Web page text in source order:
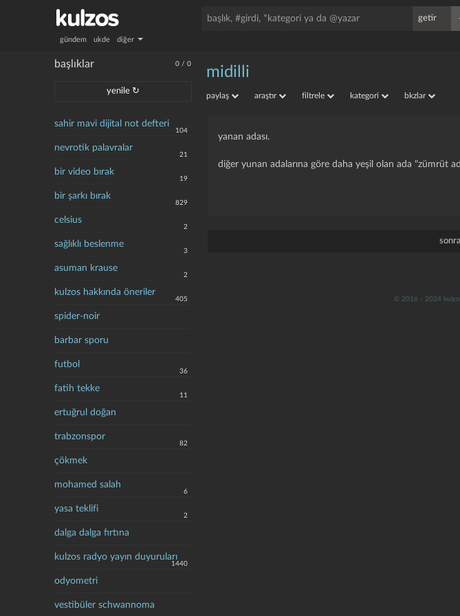
gündem ukde diğer
0 /0
başlıklar
yenile ↻
sahir mavi dijital not defteri
104
nevrotik palavralar
21
bir video bırak
19
bir şarkı bırak
829
celsius
2
sağlıklı beslenme
3
asuman krause
2
kulzos hakkında öneriler
405
spider-noir
barbar sporu
futbol
36
fatih tekke
11
ertuğrul doğan
trabzonspor
82
çökmek
mohamed salah
6
yasa teklifi
2
dalga dalga fırtına
kulzos radyo yayın duyuruları
1440
odyometri
vestibüler schwannoma
midilli
paylaş araştır filtrele kategori bkzlar
yanan adası.
diğer yunan adalarına göre daha yeşil olan ada "zümrüt
© 2016 - 2024